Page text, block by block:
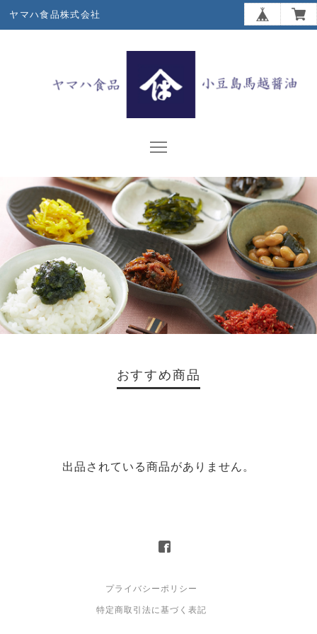
ヤマハ食品株式会社
おすすめ商品
出品されている商品がありません。
プライバシーポリシー
特定商取引法に基づく表記